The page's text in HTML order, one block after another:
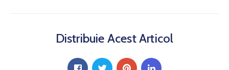
Distribuie Acest Articol